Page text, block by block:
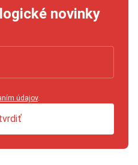
novinky
údajov.